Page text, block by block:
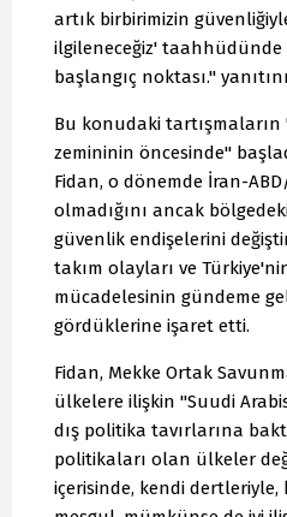
artık birbirimizin
ilgileneceğiz'
başlangıç noktası."
Bu konudaki tartışmaların
zemininin öncesinde"
Fidan, o dönemde İran-
olmadığını ancak
güvenlik endişelerini
takım olayları ve
mücadelesinin gündeme
gördüklerine işaret etti.
Fidan, Mekke Ortak
ülkelere ilişkin "Suudi
dış politika tavırlarına
politikaları olan ülkeler
içerisinde, kendi dertleriyle,